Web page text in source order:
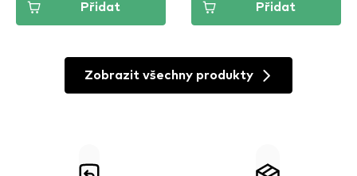
Přidat Přidat
Zobrazit všechny produkty